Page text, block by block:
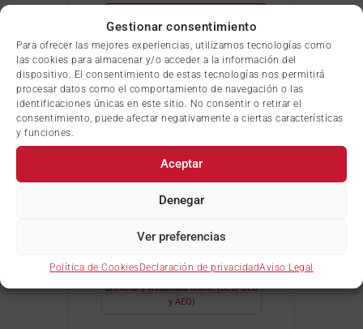
Gestionar consentimiento
Para ofrecer las mejores experiencias, utilizamos tecnologías como
las cookies para almacenar y/o acceder a la información del
dispositivo. El consentimiento de estas tecnologías nos permitirá
procesar datos como el comportamiento de navegación o las
identificaciones únicas en este sitio. No consentir o retirar el
consentimiento, puede afectar negativamente a ciertas características
y funciones.
Aceptar
Denegar
Ver preferencias
Política de CookiesDeclaración de privacidadAviso Legal
+ Añadir Google Calendar
+ exportación iCal / Outlook
PRÓXIMO EVENTO
Taller gratuito Online: Inteligencia
artificial y visibilidad online (SEO, GEO
y AEO)